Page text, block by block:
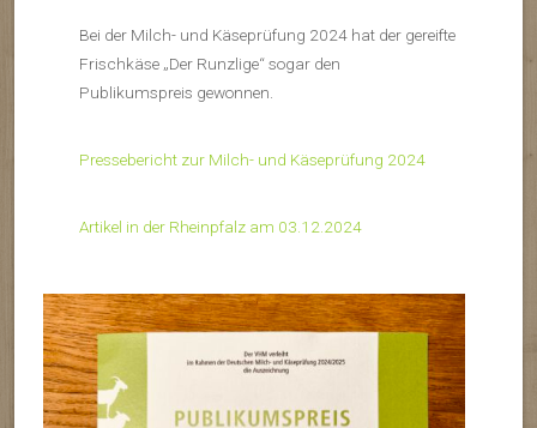
Bei der Milch- und Käseprüfung 2024 hat der gereifte
Frischkäse „Der Runzlige“ sogar den
Publikumspreis gewonnen.
Pressebericht zur Milch- und Käseprüfung 2024
Artikel in der Rheinpfalz am 03.12.2024